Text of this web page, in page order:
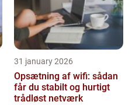
31 january 2026
Opsætning af wifi: sådan
får du stabilt og hurtigt
trådløst netværk